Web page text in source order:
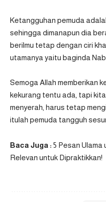
Ketangguhan pemuda
sehingga dimanapun dia
berilmu tetap dengan ciri
utamanya yaitu baginda
Semoga Allah memberikan
kekurang tentu ada, tapi
menyerah, harus tetap
itulah pemuda tangguh
Baca Juga : 5 Pesan Ulama
Relevan untuk Dipraktikkan!